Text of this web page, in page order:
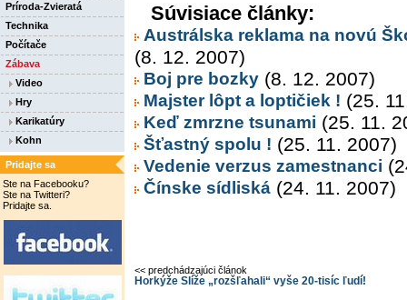
Príroda-Zvieratá
Technika
Počítače
Zábava
Video
Hry
Karikatúry
Kohn
Pridajte sa
Ste na Facebooku?
Ste na Twitteri?
Pridajte sa.
Súvisiace články:
Austrálska reklama na novú
(8. 12. 2007)
Boj pre bozky (8. 12. 2007)
Majster lôpt a loptičiek ! (25.
Keď zmrzne tsunami (25. 11.
Šťastný spolu ! (25. 11. 2007)
Vedenie verzus zamestnanci
Čínske sídliská (24. 11. 2007)
<< predchádzajúci článok
Horkýže Slíže „rozšľahali“ vyše 20-tisíc ľudí!